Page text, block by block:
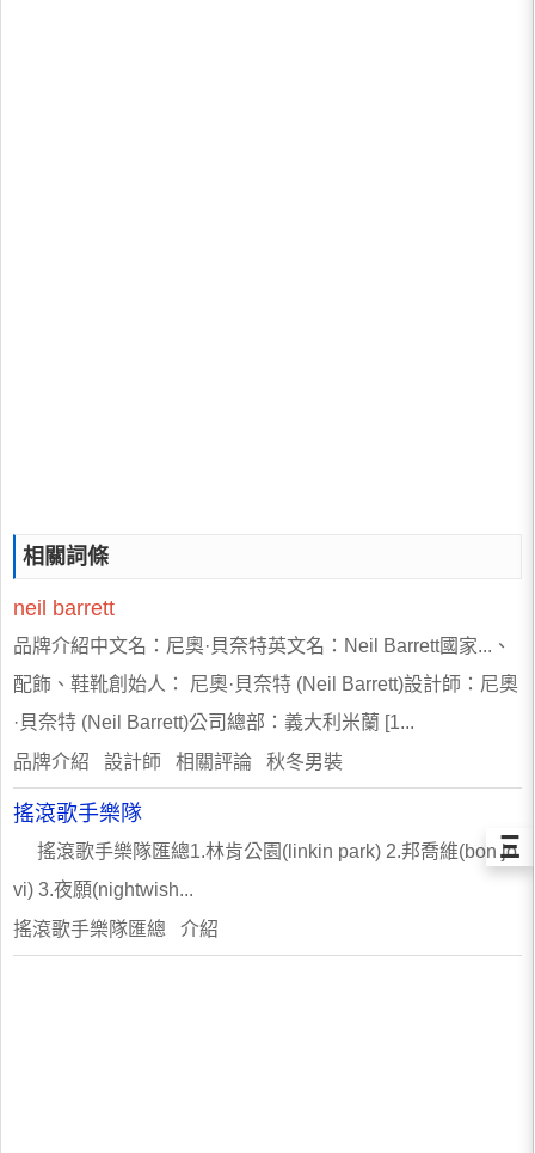
相關詞條
neil barrett
品牌介紹中文名：尼奧·貝奈特英文名：Neil Barrett國家...、
配飾、鞋靴創始人： 尼奧·貝奈特 (Neil Barrett)設計師：尼奧
·貝奈特 (Neil Barrett)公司總部：義大利米蘭 [1...
品牌介紹 設計師 相關評論 秋冬男裝
搖滾歌手樂隊
搖滾歌手樂隊匯總1.林肯公園(linkin park) 2.邦喬維(bon jo
vi) 3.夜願(nightwish...
搖滾歌手樂隊匯總 介紹
Ξ